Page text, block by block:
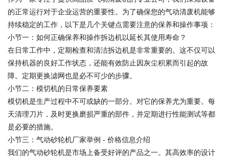
的正常运行对于企业运营的重要性。为了确保您的气动清废机能够
持续稳定的工作，以下是几个关键点需要注意的保养和操作事项：
小节一：如何正确保养和操作拆边机以延长其使用寿命？
在日常工作中，定期检查和清洁拆边机是非常重要的。这不仅可以
保持机器的良好工作状态，还能有效防止因灰尘积累而引起的故
障。定期更换滤网也是必不可少的步骤。
小节二：模切机的日常保养要素
模切机是生产过程中不可或缺的一部分。对它的保养尤为重要。每
天清理刀片，及时更换磨损严重的部件，并定期进行性能测试等都
是必要的措施。
小节三：气动砂轮机厂家举例 - 价格信息介绍
我们的气动砂轮机是市场上备受好评的产品之一。其高效率的设计